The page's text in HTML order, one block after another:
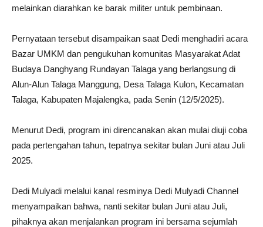
melainkan diarahkan ke barak militer untuk pembinaan.
Pernyataan tersebut disampaikan saat Dedi menghadiri acara
Bazar UMKM dan pengukuhan komunitas Masyarakat Adat
Budaya Danghyang Rundayan Talaga yang berlangsung di
Alun-Alun Talaga Manggung, Desa Talaga Kulon, Kecamatan
Talaga, Kabupaten Majalengka, pada Senin (12/5/2025).
Menurut Dedi, program ini direncanakan akan mulai diuji coba
pada pertengahan tahun, tepatnya sekitar bulan Juni atau Juli
2025.
Dedi Mulyadi melalui kanal resminya Dedi Mulyadi Channel
menyampaikan bahwa, nanti sekitar bulan Juni atau Juli,
pihaknya akan menjalankan program ini bersama sejumlah